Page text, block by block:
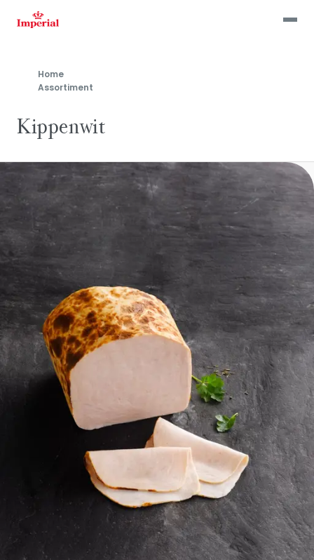
Home
Assortiment
Kippenwit